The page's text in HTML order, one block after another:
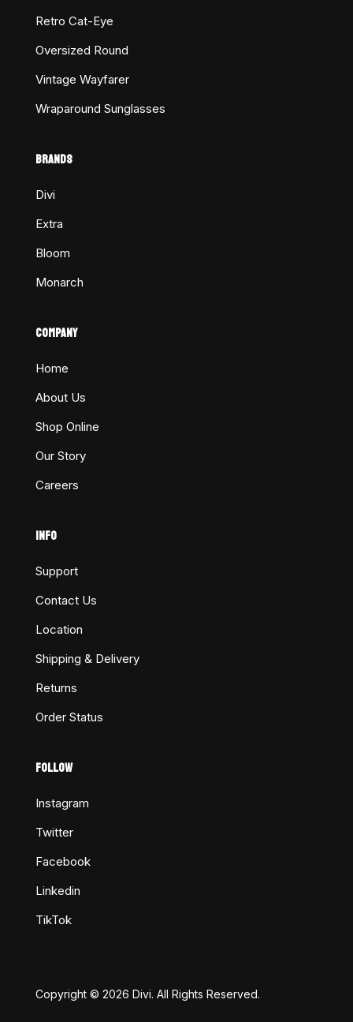
Retro Cat-Eye
Oversized Round
Vintage Wayfarer
Wraparound Sunglasses
BRANDS
Divi
Extra
Bloom
Monarch
COMPANY
Home
About Us
Shop Online
Our Story
Careers
INFO
Support
Contact Us
Location
Shipping & Delivery
Returns
Order Status
FOLLOW
Instagram
Twitter
Facebook
Linkedin
TikTok
Copyright © 2026 Divi. All Rights Reserved.